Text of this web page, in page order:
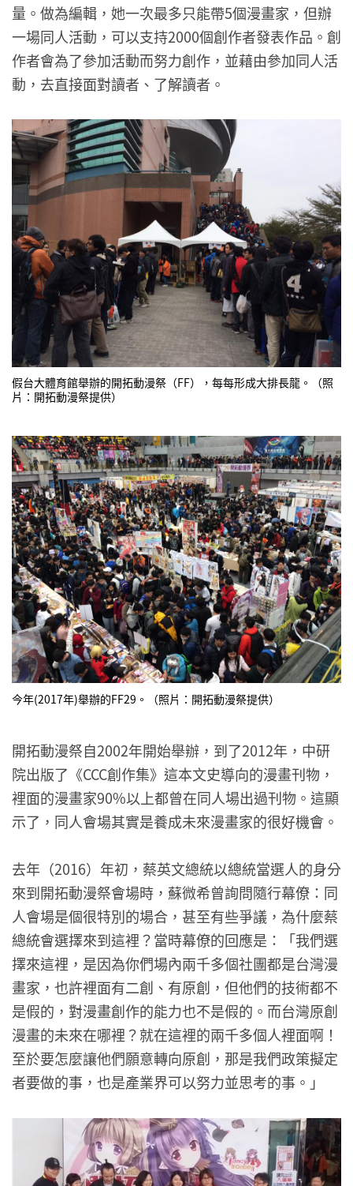
量。做為編輯，她一次最多只能帶5個漫畫家，但辦
一場同人活動，可以支持2000個創作者發表作品。創
作者會為了參加活動而努力創作，並藉由參加同人活
動，去直接面對讀者、了解讀者。
假台大體育館舉辦的開拓動漫祭（FF），每每形成大排長龍。（照
片：開拓動漫祭提供）
今年(2017年)舉辦的FF29。（照片：開拓動漫祭提供）
開拓動漫祭自2002年開始舉辦，到了2012年，中研
院出版了《CCC創作集》這本文史導向的漫畫刊物，
裡面的漫畫家90%以上都曾在同人場出過刊物。這顯
示了，同人會場其實是養成未來漫畫家的很好機會。
去年（2016）年初，蔡英文總統以總統當選人的身分
來到開拓動漫祭會場時，蘇微希曾詢問隨行幕僚：同
人會場是個很特別的場合，甚至有些爭議，為什麼蔡
總統會選擇來到這裡？當時幕僚的回應是：「我們選
擇來這裡，是因為你們場內兩千多個社團都是台灣漫
畫家，也許裡面有二創、有原創，但他們的技術都不
是假的，對漫畫創作的能力也不是假的。而台灣原創
漫畫的未來在哪裡？就在這裡的兩千多個人裡面啊！
至於要怎麼讓他們願意轉向原創，那是我們政策擬定
者要做的事，也是產業界可以努力並思考的事。」